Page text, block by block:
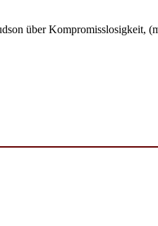
über Kompromisslosigkeit,